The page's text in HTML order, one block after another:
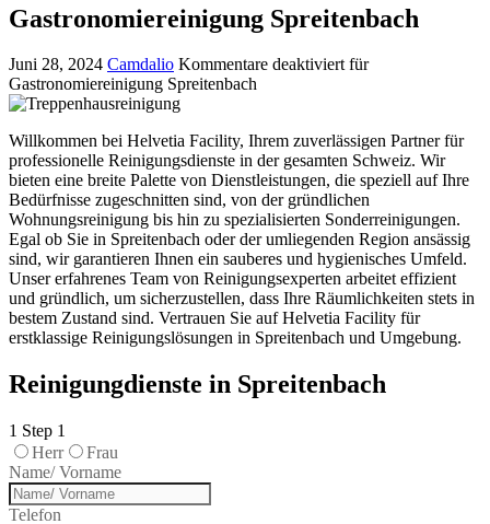
Gastronomiereinigung Spreitenbach
Juni 28, 2024 Camdalio Kommentare deaktiviertfür
Gastronomiereinigung Spreitenbach
Willkommen bei Helvetia Facility, Ihrem zuverlässigen Partner für
professionelle Reinigungsdienste in der gesamten Schweiz. Wir
bieten eine breite Palette von Dienstleistungen, die speziell auf Ihre
Bedürfnisse zugeschnitten sind, von der gründlichen
Wohnungsreinigung bis hin zu spezialisierten Sonderreinigungen.
Egal ob Sie in Spreitenbach oder der umliegenden Region ansässig
sind, wir garantieren Ihnen ein sauberes und hygienisches Umfeld.
Unser erfahrenes Team von Reinigungsexperten arbeitet effizient
und gründlich, um sicherzustellen, dass Ihre Räumlichkeiten stets in
bestem Zustand sind. Vertrauen Sie auf Helvetia Facility für
erstklassige Reinigungslösungen in Spreitenbach und Umgebung.
Reinigungdienste in Spreitenbach
1 Step 1
Herr
Frau
Name/ Vorname
Telefon